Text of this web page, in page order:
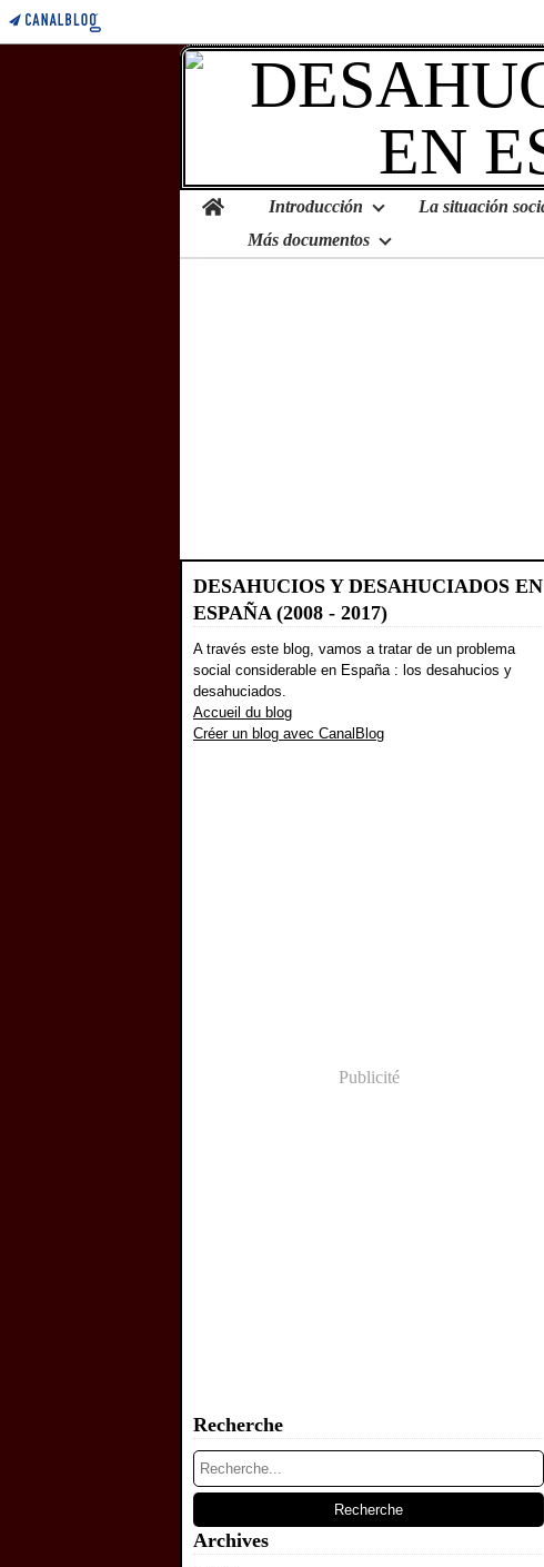
Home Introducción
Más documentos
DESAHUCIOS Y DESAHUCIADOS EN
ESPAÑA (2008 - 2017)
A través este blog, vamos a tratar de un problema
social considerable en España : los desahucios y
desahuciados.
Accueil du blog
Créer un blog avec CanalBlog
Publicité
Recherche
Archives